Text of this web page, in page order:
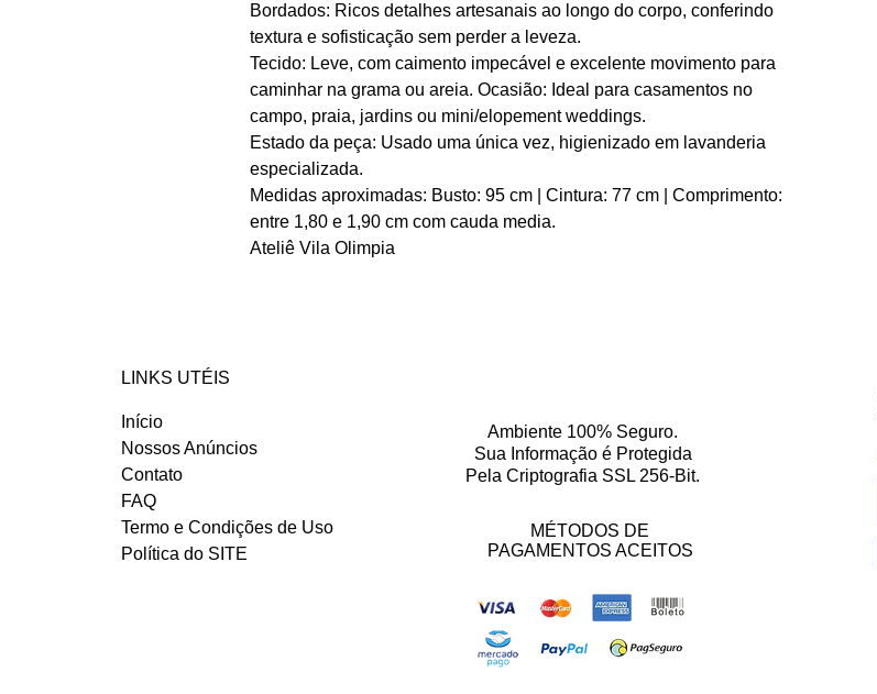
Bordados: Ricos detalhes artesanais ao longo do corpo, conferindo
textura e sofisticação sem perder a leveza.
Tecido: Leve, com caimento impecável e excelente movimento para
caminhar na grama ou areia. Ocasião: Ideal para casamentos no
campo, praia, jardins ou mini/elopement weddings.
Estado da peça: Usado uma única vez, higienizado em lavanderia
especializada.
Medidas aproximadas: Busto: 95 cm | Cintura: 77 cm | Comprimento:
entre 1,80 e 1,90 cm com cauda media.
Ateliê Vila Olimpia
LINKS UTÉIS
Início
Nossos Anúncios
Contato
FAQ
Termo e Condições de Uso
Política do SITE
Ambiente 100% Seguro.
Sua Informação é Protegida
Pela Criptografia SSL 256-Bit.
MÉTODOS DE
PAGAMENTOS ACEITOS